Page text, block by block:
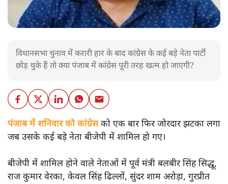
विधानसभा चुनाव में करारी हार के बाद कांग्रेस के कई बड़े नेता पार्टी
छोड़ चुके हैं तो क्या पंजाब में कांग्रेस पूरी तरह खत्म हो जाएगी?
पंजाब में शनिवार को कांग्रेस को एक बार फिर जोरदार झटका लगा
जब उसके कई बड़े नेता बीजेपी में शामिल हो गए।
बीजेपी में शामिल होने वाले नेताओं में पूर्व मंत्री बलबीर सिंह सिद्धू,
राज कुमार वेरका, केवल सिंह ढिल्लों, सुंदर शाम अरोड़ा, गुरप्रीत